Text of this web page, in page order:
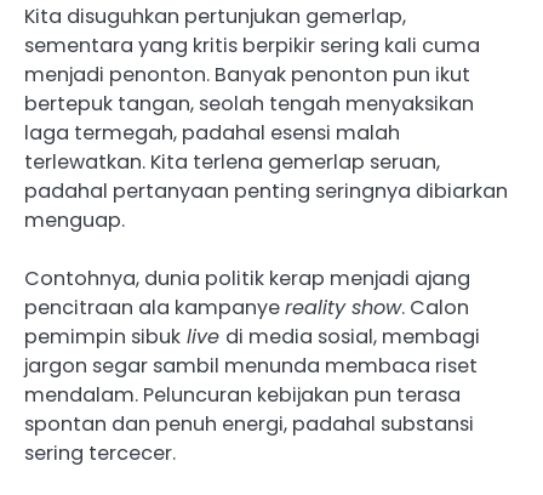
Kita disuguhkan pertunjukan gemerlap,
sementara yang kritis berpikir sering kali cuma
menjadi penonton. Banyak penonton pun ikut
bertepuk tangan, seolah tengah menyaksikan
laga termegah, padahal esensi malah
terlewatkan. Kita terlena gemerlap seruan,
padahal pertanyaan penting seringnya dibiarkan
menguap.
Contohnya, dunia politik kerap menjadi ajang
pencitraan ala kampanyereality show. Calon
pemimpin sibuk live di media sosial, membagi
jargon segar sambil menunda membaca riset
mendalam. Peluncuran kebijakan pun terasa
spontan dan penuh energi, padahal substansi
sering tercecer.